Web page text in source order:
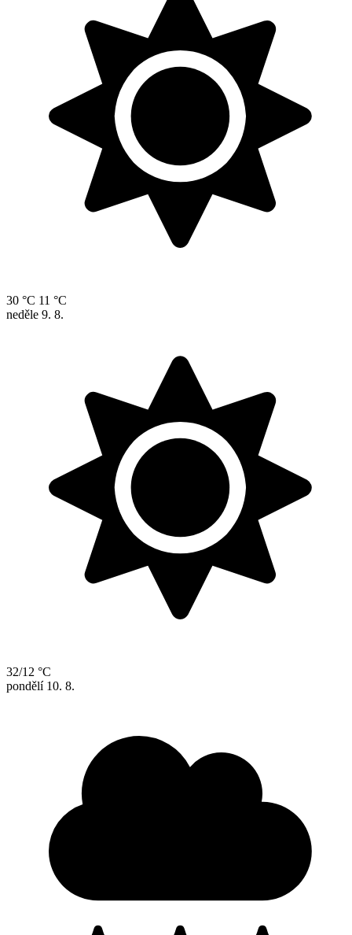
30 °C 11 °C
neděle 9. 8.
32/12 °C
pondělí 10. 8.